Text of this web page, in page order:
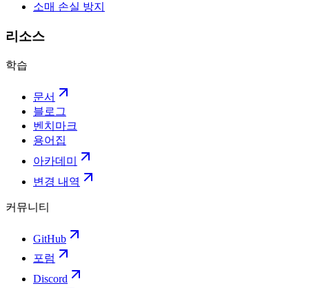
소매 손실 방지
리소스
학습
문서
블로그
벤치마크
용어집
아카데미
변경 내역
커뮤니티
GitHub
포럼
Discord